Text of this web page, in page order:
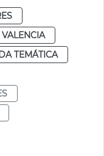
VALENCIA
TEMÁTICA